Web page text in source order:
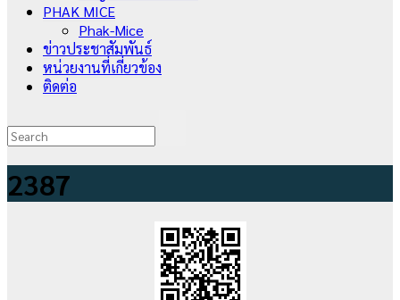
PHAK MICE
Phak-Mice
ข่าวประชาสัมพันธ์
หน่วยงานที่เกี่ยวข้อง
ติดต่อ
2387